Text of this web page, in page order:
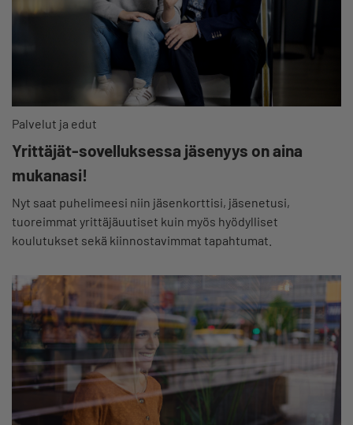
Palvelut ja edut
Yrittäjät-sovelluksessa jäsenyys on aina
mukanasi!
Nyt saat puhelimeesi niin jäsenkorttisi, jäsenetusi,
tuoreimmat yrittäjäuutiset kuin myös hyödylliset
koulutukset sekä kiinnostavimmat tapahtumat.